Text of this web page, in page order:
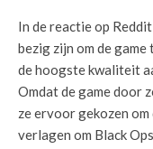
In de reactie op
bezig zijn om de
de hoogste kwaliteit
Omdat de game door
ze ervoor gekozen
verlagen om Black